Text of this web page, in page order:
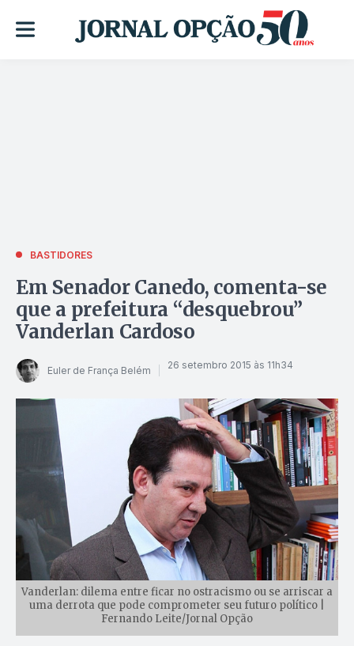
BASTIDORES
Em Senador Canedo, comenta-se
que a prefeitura “desquebrou”
Vanderlan Cardoso
Euler de França Belém 26 setembro 2015 às 11h34
Vanderlan: dilema entre ficar no ostracismo ou se arriscar a
uma derrota que pode comprometer seu futuro político |
Fernando Leite/Jornal Opção